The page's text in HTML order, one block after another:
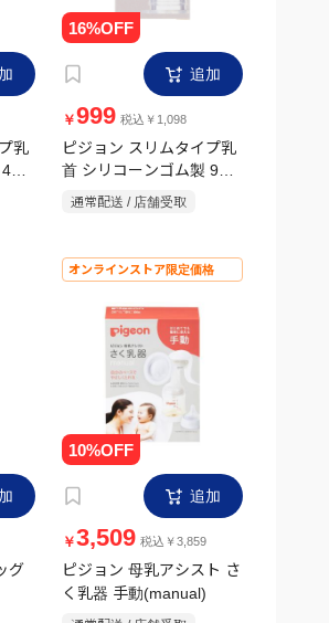
乳
ヵ
追加
￥999 税込￥1,098
ピジョン スリムタイプ乳
首 シリコーンゴム製 9ヵ
通常配送 / 店舗受取
グ
オンラインストア限定価格
追加
￥3,509
ピジョン 母乳アシスト さ
く乳器 手動(manual)